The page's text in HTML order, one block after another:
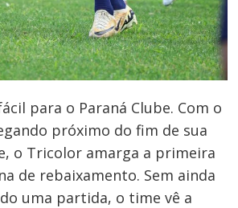
para o Paraná Clube. Com o
próximo do fim de sua
o Tricolor amarga a primeira
de rebaixamento. Sem ainda
uma partida, o time vê a